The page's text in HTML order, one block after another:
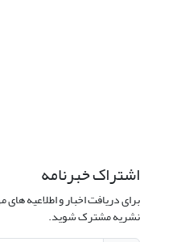
اشتراک خبرنامه
برای دریافت اخبار و اطلاعیه
نشریه مشترک شوید.